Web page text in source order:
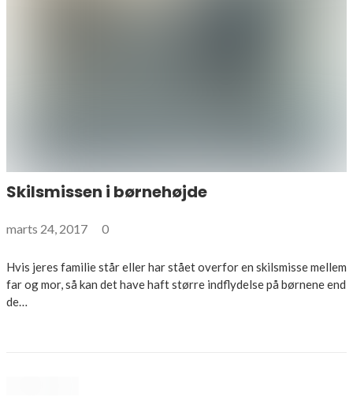
Skilsmissen i børnehøjde
marts 24, 2017 0
Hvis jeres familie står eller har stået overfor en skilsmisse mellem
far og mor, så kan det have haft større indflydelse på børnene end
de…